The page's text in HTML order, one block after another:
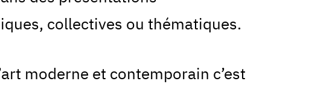
collectives ou thématiques.
moderne et contemporain c’est